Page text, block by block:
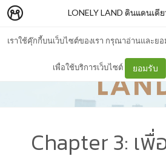
เราใช้คุ๊กกี้บนเว็บไซต์ของเรา กรุณาอ่านและย
เพื่อใช้บริการเว็บไซต์ ยอมรับ
LONELY LAND ดินแดนเดี
Chapter 3: เ